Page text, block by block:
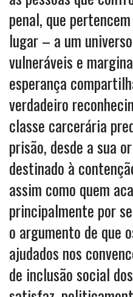
penal, que
lugar – a um
vulneráveis e
esperança
verdadeiro
classe carcerária
prisão, desde a sua
destinado à
assim como quem
principalmente por
o argumento de que
ajudados nos
de inclusão social